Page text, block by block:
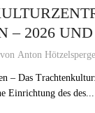
– 2026 UND
von Anton
– Das
Einrichtung des des...